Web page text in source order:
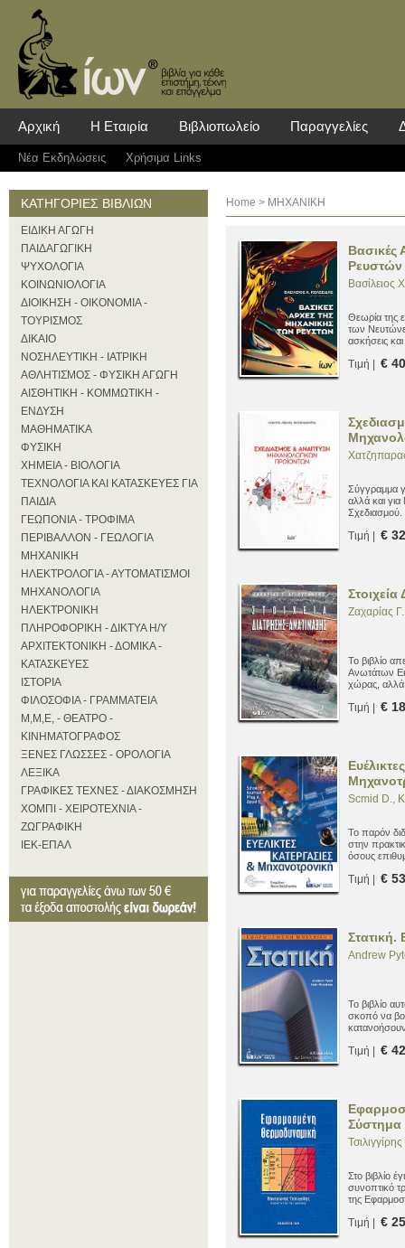
Αρχική Η Εταιρία Βιβλιοπωλείο Παραγγελίες
Νέα Eκδηλώσεις Χρήσιμα Links
ΚΑΤΗΓΟΡΙΕΣ ΒΙΒΛΙΩΝ
ΕΙΔΙΚΗ ΑΓΩΓΗ
ΠΑΙΔΑΓΩΓΙΚΗ
ΨΥΧΟΛΟΓΙΑ
ΚΟΙΝΩΝΙΟΛΟΓΙΑ
ΔΙΟΙΚΗΣΗ - ΟΙΚΟΝΟΜΙΑ -
ΤΟΥΡΙΣΜΟΣ
ΔΙΚΑΙΟ
ΝΟΣΗΛΕΥΤΙΚΗ - ΙΑΤΡΙΚΗ
ΑΘΛΗΤΙΣΜΟΣ - ΦΥΣΙΚΗ ΑΓΩΓΗ
ΑΙΣΘΗΤΙΚΗ - ΚΟΜΜΩΤΙΚΗ -
ΕΝΔΥΣΗ
ΜΑΘΗΜΑΤΙΚΑ
ΦΥΣΙΚΗ
ΧΗΜΕΙΑ - ΒΙΟΛΟΓΙΑ
ΤΕΧΝΟΛΟΓΙΑ ΚΑΙ ΚΑΤΑΣΚΕΥΕΣ ΓΙΑ
ΠΑΙΔΙΑ
ΓΕΩΠΟΝΙΑ - ΤΡΟΦΙΜΑ
ΠΕΡΙΒΑΛΛΟΝ - ΓΕΩΛΟΓΙΑ
ΜΗΧΑΝΙΚΗ
ΗΛΕΚΤΡΟΛΟΓΙΑ - ΑΥΤΟΜΑΤΙΣΜΟΙ
ΜΗΧΑΝΟΛΟΓΙΑ
ΗΛΕΚΤΡΟΝΙΚΗ
ΠΛΗΡΟΦΟΡΙΚΗ - ΔΙΚΤΥΑ Η/Υ
ΑΡΧΙΤΕΚΤΟΝΙΚΗ - ΔΟΜΙΚΑ -
ΚΑΤΑΣΚΕΥΕΣ
ΙΣΤΟΡΙΑ
ΦΙΛΟΣΟΦΙΑ - ΓΡΑΜΜΑΤΕΙΑ
Μ,Μ,Ε, - ΘΕΑΤΡΟ -
ΚΙΝΗΜΑΤΟΓΡΑΦΟΣ
ΞΕΝΕΣ ΓΛΩΣΣΕΣ - ΟΡΟΛΟΓΙΑ
ΛΕΞΙΚΑ
ΓΡΑΦΙΚΕΣ ΤΕΧΝΕΣ - ΔΙΑΚΟΣΜΗΣΗ
ΧΟΜΠΙ - ΧΕΙΡΟΤΕΧΝΙΑ -
ΖΩΓΡΑΦΙΚΗ
ΙΕΚ-ΕΠΑΛ
Home > ΜΗΧΑΝΙΚΗ
Βασικές
Ρευστών
Βασίλειος
Θεωρία της
των
ασκήσεις
Τιμή | €
Σύγγραμμα
αλλά και
Σχεδιασμού.
Τιμή | €
Ζαχαρίας
Το βιβλίο
Ανωτάτων
χώρας, αλλά
επίπεδο
Τιμή | €
Scmid D.,
Το παρόν
στην
όσους
(ανοικτού)
Τιμή | €
Andrew
Το βιβλίο
σκοπό να
κατανοήσουν
Τιμή | €
Σύστημα
Στο βιβλίο
συνοπτικό
της
Τιμή | €